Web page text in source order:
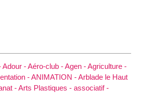
Adour -Aéro-club -Agen -Agriculture -
-ANIMATION -Arblade le Haut
-Arts Plastiques - associatif -